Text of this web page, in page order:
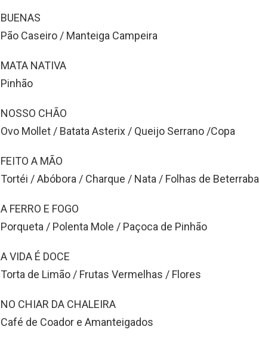
BUENAS
Pão Caseiro / Manteiga Campeira
MATA NATIVA
Pinhão
NOSSO CHÃO
Ovo Mollet / Batata Asterix / Queijo Serrano /Copa
FEITO A MÃO
Tortéi / Abóbora / Charque / Nata / Folhas de Beterraba
A FERRO E FOGO
Porqueta / Polenta Mole / Paçoca de Pinhão
A VIDA É DOCE
Torta de Limão / Frutas Vermelhas / Flores
NO CHIAR DA CHALEIRA
Café de Coador e Amanteigados